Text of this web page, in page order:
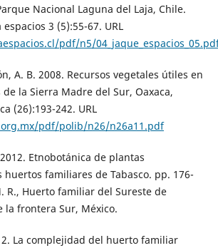
Nacional Laguna del Laja, Chile.
3 (5):55-67. URL
pdf/n5/
A. B. 2008. Recursos vegetales útiles en
la Sierra Madre del Sur, Oaxaca,
(26):193-242. URL
pdf/polib/n26/n26a11.pdf
Etnobotánica de plantas
huertos familiares de Tabasco. pp. 176-
R., Huerto familiar del Sureste de
la frontera Sur, México.
La complejidad del huerto familiar